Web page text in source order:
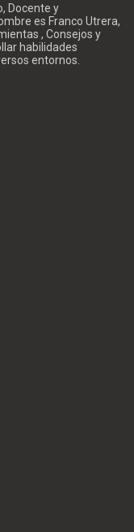
Docente y
es Franco Utrera,
, Consejos y
habilidades
entornos.